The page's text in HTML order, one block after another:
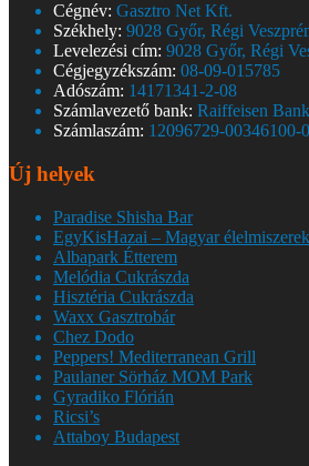
Cégnév: Gasztro Net Kft.
Székhely: 9028 Győr, Régi
Levelezési cím: 9028 Győr, Régi
Cégjegyzékszám: 08-09-015785
Adószám: 14171341-2-08
Számlavezető bank: Raiffeisen Bank
Számlaszám: 12096729-00346100-
Új helyek
Paradise Shisha Bar
EgyKisHazai – Magyar
Albapark Étterem
Melódia Cukrászda
Hisztéria Cukrászda
Waxx Gasztrobár
Chez Dodo
Peppers! Mediterranean Grill
Paulaner Sörház MOM Park
Gyradiko Flórián
Ricsi’s
Attaboy Budapest